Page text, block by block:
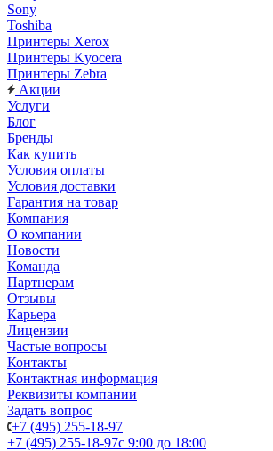
Sony
Toshiba
Принтеры Xerox
Принтеры Kyocera
Принтеры Zebra
Акции
Услуги
Блог
Бренды
Как купить
Условия оплаты
Условия доставки
Гарантия на товар
Компания
О компании
Новости
Команда
Партнерам
Отзывы
Карьера
Лицензии
Частые вопросы
Контакты
Контактная информация
Реквизиты компании
Задать вопрос
+7 (495) 255-18-97
+7 (495) 255-18-97с 9:00 до 18:00